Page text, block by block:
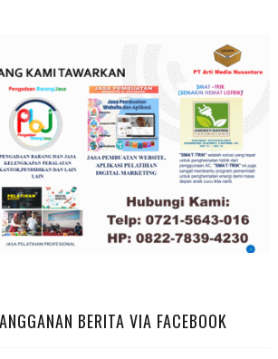
BERITA VIA FACEBOOK